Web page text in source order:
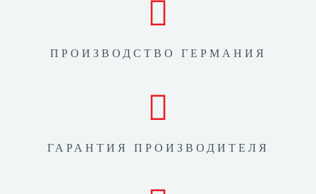
ПРОИЗВОДСТВО ГЕРМАНИЯ
ГАРАНТИЯ ПРОИЗВОДИТЕЛЯ